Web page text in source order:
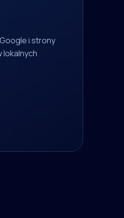
i strony
lokalnych